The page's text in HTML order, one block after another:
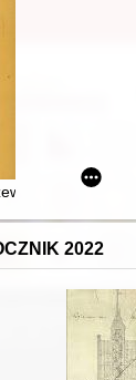
: suplement
2022